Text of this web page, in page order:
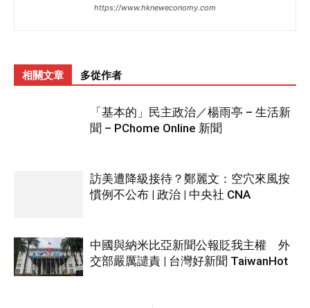
https://www.hkneweconomy.com
相關文章 多從作者
「基本的」民主政治／楊雨亭 – 生活新
聞 – PChome Online 新聞
訪美遭降級接待？鄭麗文：空穴來風按
慣例不公布 | 政治 | 中央社 CNA
中國與納米比亞新聞公報貶我主權 外
交部嚴厲譴責 | 台灣好新聞 TaiwanHot